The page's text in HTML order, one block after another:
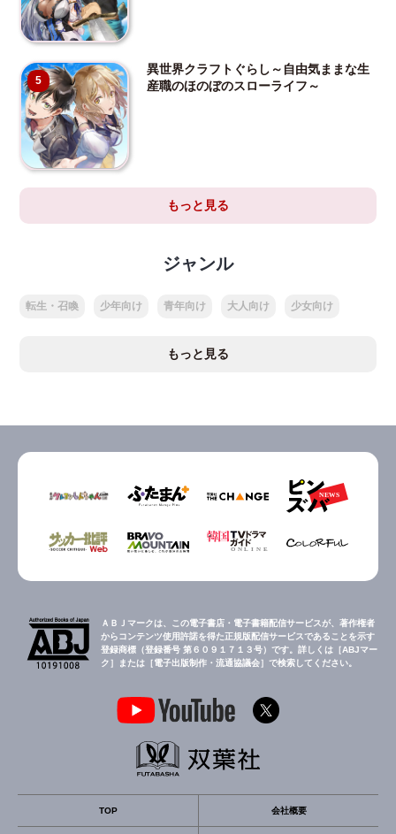
5
異世界クラフトぐらし～自由気ままな生
産職のほのぼのスローライフ～
もっと見る
ジャンル
転生・召喚 少年向け 青年向け 大人向け 少女向け
もっと見る
ＡＢＪマークは、この電子書店・電子書籍配信サービスが、著作権者
からコンテンツ使用許諾を得た正規版配信サービスであることを示す
登録商標（登録番号 第６０９１７１３号）です。詳しくは［ABJマー
ク］または［電子出版制作・流通協議会］で検索してください。
TOP 会社概要